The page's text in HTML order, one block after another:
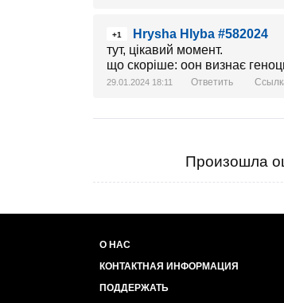
+1
Hrysha Hlyba #582024
тут, цікавий момент.
що скоріше: оон визнає
29.01.2024 18:11 Ответить
Произошла
О НАС
КОНТАКТНАЯ ИНФОРМАЦИЯ
ПОДДЕРЖАТЬ